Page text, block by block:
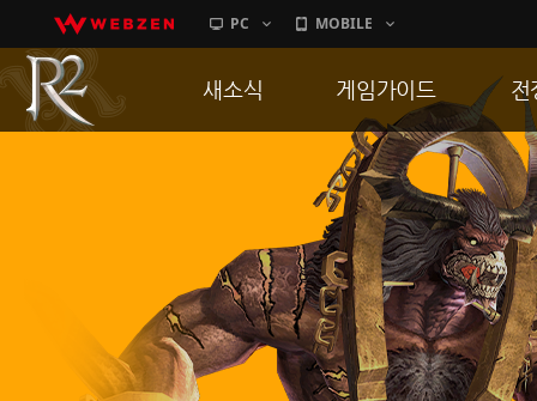
PC MOBILE
새소식
이벤트
히스토리
PC방으로간다
게임가이드
게임 특징
서버가이드
신병훈련소
세부가이드
통합보급센터
전
통
공